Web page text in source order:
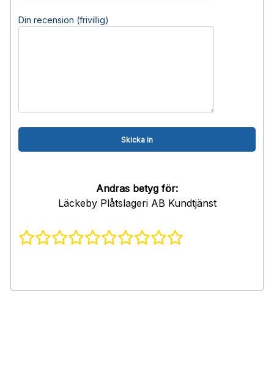
Din recension (frivillig)
Andras betyg för:
Läckeby Plåtslageri AB Kundtjänst